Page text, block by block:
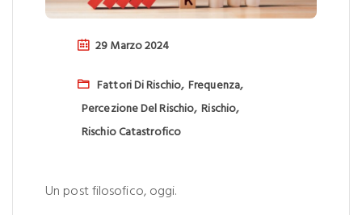
29 Marzo 2024
Fattori Di Rischio, Frequenza,
Percezione Del Rischio, Rischio,
Rischio Catastrofico
Un post filosofico, oggi.